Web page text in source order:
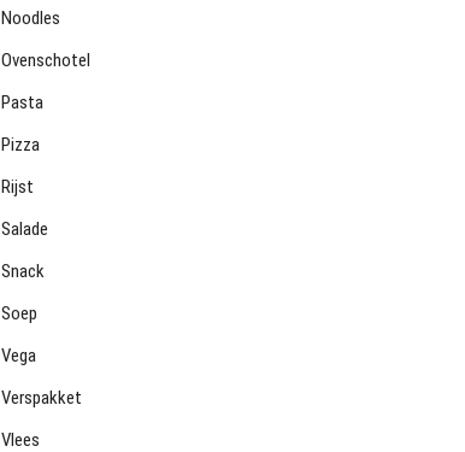
Noodles
Ovenschotel
Pasta
Pizza
Rijst
Salade
Snack
Soep
Vega
Verspakket
Vlees